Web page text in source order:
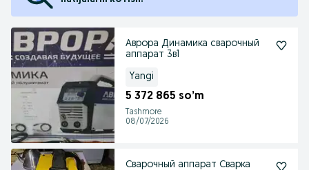
Аврора Динамика сварочный
аппарат 3в1
Yangi
5 372 865 so’m
Tashmore
08/07/2026
Сварочный аппарат Сварка